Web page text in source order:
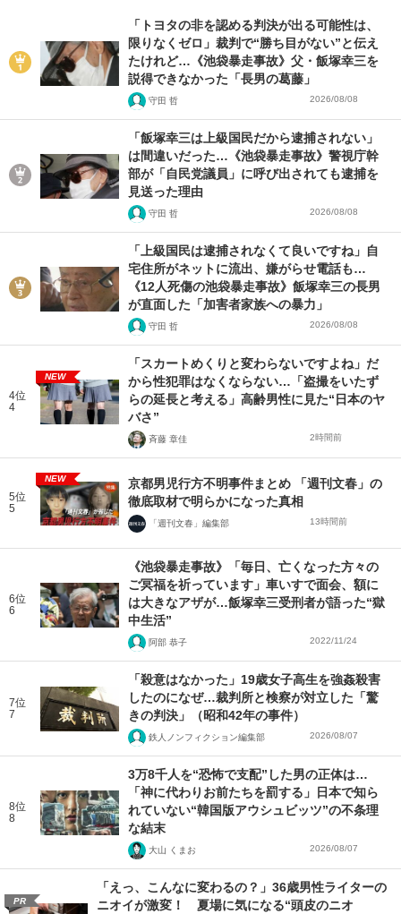
「トヨタの非を認める判決が出る可能性は、
限りなくゼロ」裁判で“勝ち目がない”と伝え
たけれど…《池袋暴走事故》父・飯塚幸三を
説得できなかった「長男の葛藤」
守田 哲 2026/08/08
「飯塚幸三は上級国民だから逮捕されない」
は間違いだった…《池袋暴走事故》警視庁幹
部が「自民党議員」に呼び出されても逮捕を
見送った理由
守田 哲 2026/08/08
「上級国民は逮捕されなくて良いですね」自
宅住所がネットに流出、嫌がらせ電話も…
《12人死傷の池袋暴走事故》飯塚幸三の長男
が直面した「加害者家族への暴力」
守田 哲 2026/08/08
4位
4
NEW
「スカートめくりと変わらないですよね」だ
から性犯罪はなくならない…「盗撮をいたず
らの延長と考える」高齢男性に見た“日本のヤ
バさ”
斉藤 章佳 2時間前
5位
5
NEW
京都男児行方不明事件まとめ 「週刊文春」の
徹底取材で明らかになった真相
「週刊文春」編集部 13時間前
6位
6
《池袋暴走事故》「毎日、亡くなった方々の
ご冥福を祈っています」車いすで面会、額に
は大きなアザが…飯塚幸三受刑者が語った“獄
中生活”
阿部 恭子 2022/11/24
7位
7
「殺意はなかった」19歳女子高生を強姦殺害
したのになぜ…裁判所と検察が対立した「驚
きの判決」（昭和42年の事件）
鉄人ノンフィクション編集部 2026/08/07
8位
8
3万8千人を“恐怖で支配”した男の正体は…
「神に代わりお前たちを罰する」日本で知ら
れていない“韓国版アウシュビッツ”の不条理
な結末
大山 くまお 2026/08/07
PR
「えっ、こんなに変わるの？」36歳男性ライターの
ニオイが激変！ 夏場に気になる“頭皮のニオ